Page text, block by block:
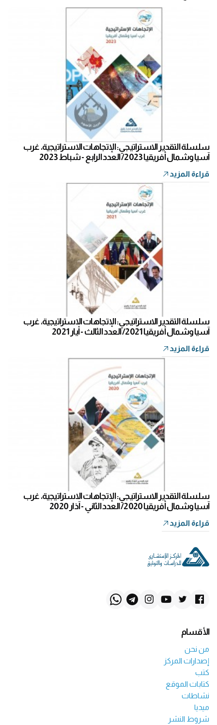
سلسلة التقدير الاستراتيجي: الإتجاهات الاستراتيجية، غرب
آسيا وشمال أفريقيا 2023/ العدد الرابع - شباط 2023
قراءة المزيد
سلسلة التقدير الاستراتيجي: الإتجاهات الاستراتيجية، غرب
آسيا وشمال أفريقيا 2021/ العدد الثالث - أيار 2021
قراءة المزيد
سلسلة التقدير الاستراتيجي: الإتجاهات الاستراتيجية، غرب
آسيا وشمال أفريقيا 2020/ العدد الثاني - آذار 2020
قراءة المزيد
الأقسام
من نحن
إصدارات المركز
كتب
كتابات الموقع
نشاطات
ميديا
شروط النشر